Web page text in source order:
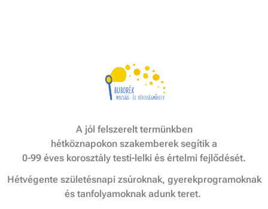
A jól felszerelt termünkben
hétköznapokon szakemberek segítik a
0-99 éves korosztály testi-lelki és értelmi fejlődését.
Hétvégente születésnapi zsúroknak, gyerekprogramoknak
és tanfolyamoknak adunk teret.